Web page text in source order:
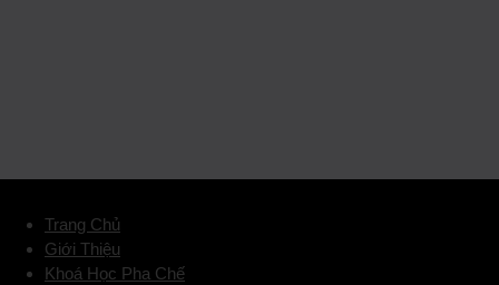
Trang Chủ
Giới Thiệu
Khoá Học Pha Chế